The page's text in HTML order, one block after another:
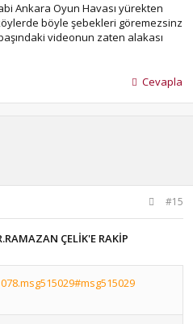
Ankara Oyun Havası yürekten
böyle şebekleri göremezsinz
videonun zaten alakası
Cevapla
#15
ÇELİK'E RAKİP